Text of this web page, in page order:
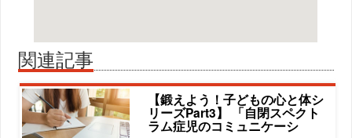
関連記事
【鍛えよう！子どもの心と体シ
リーズPart3】 「自閉スペクト
ラム症児のコミュニケーシ